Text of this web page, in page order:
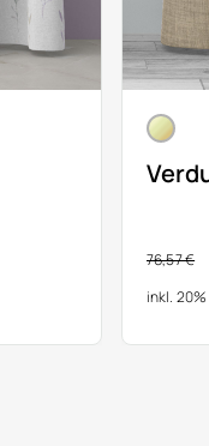
76,57 €
inkl.